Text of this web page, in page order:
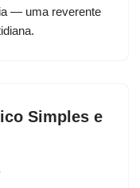
— uma reverente
Simples e